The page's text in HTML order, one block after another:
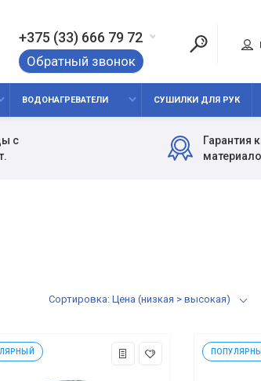
+375 (33) 666 79 72
Обратный звонок
ВОДОНАГРЕВАТЕЛИ СУШИЛКИ ДЛЯ РУК
с
Гарантия
Сортировка: Цена (низкая > высокая)